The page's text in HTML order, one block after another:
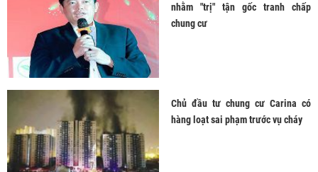
nhằm "trị" tận gốc tranh chấp
chung cư
Chủ đầu tư chung cư Carina có
hàng loạt sai phạm trước vụ cháy